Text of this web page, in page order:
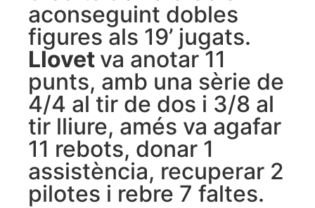
aconseguint dobles
figures als 19’ jugats.
Llovet va anotar 11
punts, amb una sèrie de
4/4 al tir de dos i 3/8 al
tir lliure, amés va agafar
11 rebots, donar 1
assistència, recuperar 2
pilotes i rebre 7 faltes.